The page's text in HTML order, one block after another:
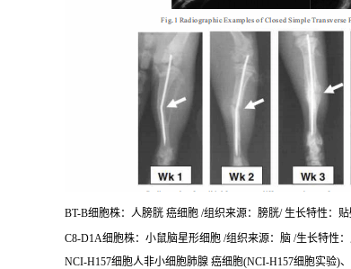
BT-B细胞株：人膀胱 癌细胞 /组织来源：膀胱/ 生长特性：
C8-D1A细胞株：小鼠脑星形细胞 /组织来源：脑 /生长特性
NCI-H157细胞人非小细胞肺腺 癌细胞(NCI-H157细胞实验)